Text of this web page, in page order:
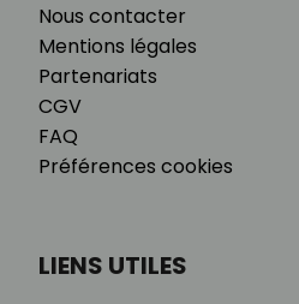
Nous contacter
Mentions légales
Partenariats
CGV
FAQ
Préférences cookies
LIENS UTILES